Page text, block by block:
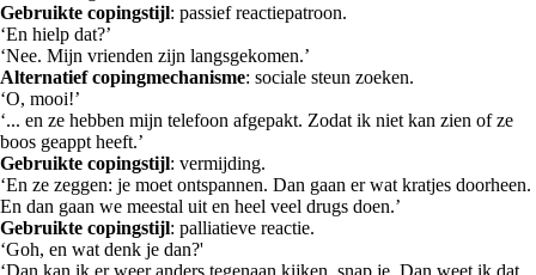
Gebruikte copingstijl: passief reactiepatroon.
‘En hielp dat?’
‘Nee. Mijn vrienden zijn langsgekomen.’
Alternatief copingmechanisme: sociale steun zoeken.
‘O, mooi!’
‘... en ze hebben mijn telefoon afgepakt. Zodat ik niet kan zien of ze
boos geappt heeft.’
Gebruikte copingstijl: vermijding.
‘En ze zeggen: je moet ontspannen. Dan gaan er wat kratjes doorheen.
En dan gaan we meestal uit en heel veel drugs doen.’
Gebruikte copingstijl: palliatieve reactie.
‘Goh, en wat denk je dan?'
‘Dan kan ik er weer anders tegenaan kijken, snap je. Dan weet ik dat